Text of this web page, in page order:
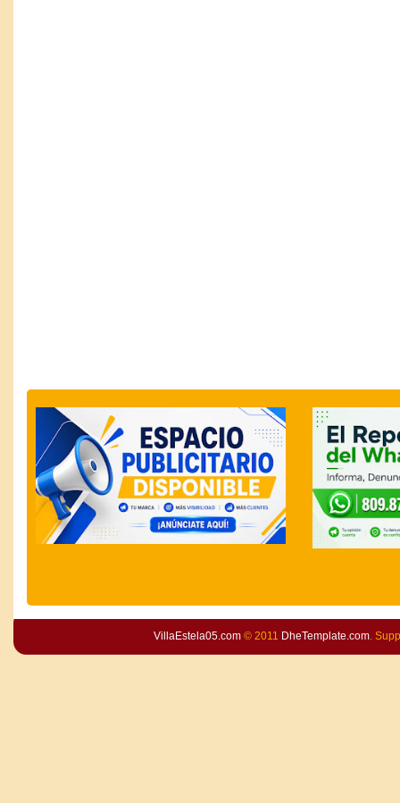
VillaEstela05.com© 2011 DheTemplate.com.